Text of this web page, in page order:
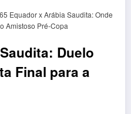
Duelo
Final para a